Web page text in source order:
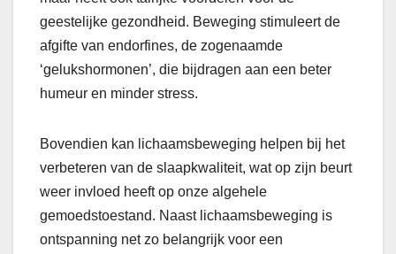
geestelijke gezondheid. Beweging stimuleert de
afgifte van endorfines, de zogenaamde
‘gelukshormonen’, die bijdragen aan een beter
humeur en minder stress.
Bovendien kan lichaamsbeweging helpen bij het
verbeteren van de slaapkwaliteit, wat op zijn beurt
weer invloed heeft op onze algehele
gemoedstoestand. Naast lichaamsbeweging is
ontspanning net zo belangrijk voor een